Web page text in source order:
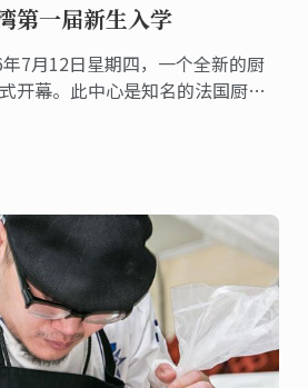
第一届新生入学
7月12日星期四，一个全新的厨
开幕。此中心是知名的法国厨艺